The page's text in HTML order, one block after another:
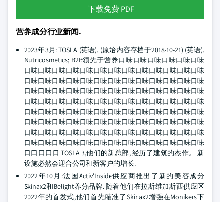
下载免费 PDF
营养成分行业新闻.
2023年3月: TOSLA (英语). (原始内容存档于2018-10-21) (英语).
Nutricosmetics; B2B领先于营养口味口味口味口味口味口味
口味口味口味口味口味口味口味口味口味口味口味口味口味
口味口味口味口味口味口味口味口味口味口味口味口味口味
口味口味口味口味口味口味口味口味口味口味口味口味口味
口味口味口味口味口味口味口味口味口味口味口味口味口味
口味口味口味口味口味口味口味口味口味口味口味口味口味
口味口味口味口味口味口味口味口味口味口味口味口味口味
口味口味口味口味口味口味口味口味口味口味口味口味口味
口味口味口味口味口味口味口味口味口味口味口味口味口味
口口口口口 TOSLA 3,他们的新总部, 经历了建筑的杰作。 新
设施必然会迎合公司和新客户的增长.
2022年10月:法国Activ'Inside供应商推出了新的美容成分
Skinax2和Belight养分品牌. 随着他们在拉斯维加斯西供应区
2022年的首发式,他们首先瞄准了Skinax2增强在Monikers下